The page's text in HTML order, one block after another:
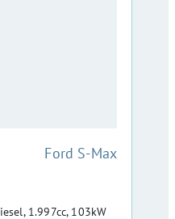
:Ford S-Max
1.997cc, 103kW